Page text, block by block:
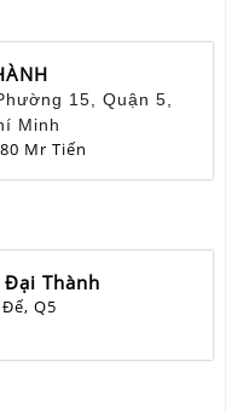
15, Quận 5,
Minh
Mr Tiến
Đại Thành
Q5